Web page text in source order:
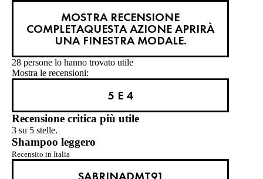
MOSTRA RECENSIONE
COMPLETAQUESTA AZIONE APRIRÀ
UNA FINESTRA MODALE.
28 persone lo hanno trovato utile
Mostra le recensioni:
5 E 4
Recensione critica più utile
3 su 5 stelle.
Shampoo leggero
Recensito in Italia